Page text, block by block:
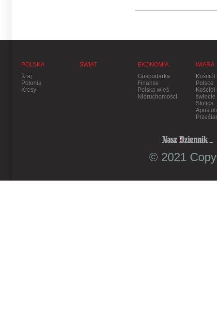
POLSKA
Kraj
Polonia
Kresy
ŚWIAT
EKONOMIA
Gospodarka
Finanse
Polska wieś
Nieruchomości
WIARA
Kościół
Polsce
Kościół
świecie
Stolica
© 2021